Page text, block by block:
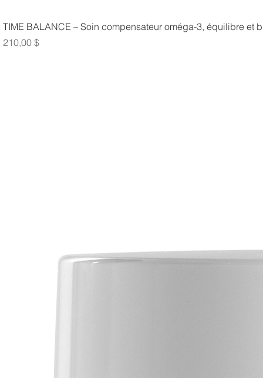
TIME BALANCE – Soin compensateur oméga-3, équilibre et
Prix
210,00 $